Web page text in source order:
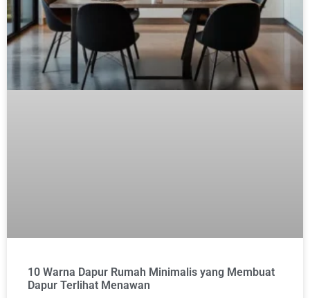
10 Warna Dapur Rumah Minimalis yang Membuat
Dapur Terlihat Menawan